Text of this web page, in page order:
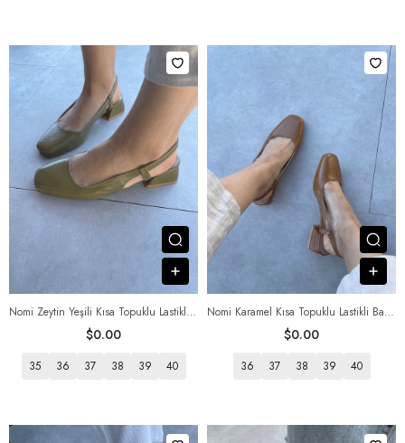
Nomi Zeytin Yeşili Kısa Topuklu Lastikli Babet
$0.00
Посмотреть товар
35 36 37 38 39 40
Nomi Karamel Kısa Topuklu Lastikli Babet
$0.00
36 37 38 39 40